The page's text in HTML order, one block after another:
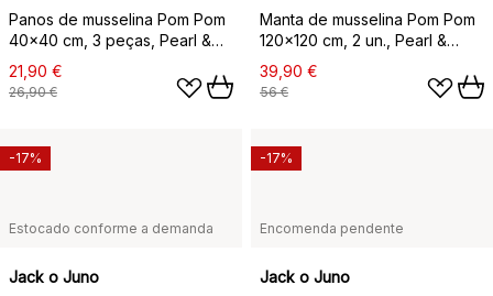
Panos de musselina Pom Pom
40x40 cm, 3 peças, Pearl &
Giraffe gray
21,90 €
26,90 €
Manta de musselina Pom Pom
120x120 cm, 2 un., Pearl &
Giraffe gray
39,90 €
56 €
Estocado conforme a demanda
Jack o Juno
-17%
Encomenda pendente
Jack o Juno
-17%